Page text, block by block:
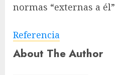
normas “externas a él”
Referencia
About The Author